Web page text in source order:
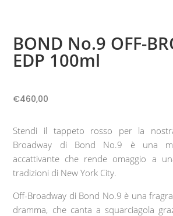
BOND No.9 OFF-
EDP 100ml
€460,00
Stendi il tappeto rosso per la
Broadway di Bond No.9 è una
accattivante che rende omaggio a
tradizioni di New York City.
Off-Broadway di Bond No.9 è una
dramma, che canta a squarciagola